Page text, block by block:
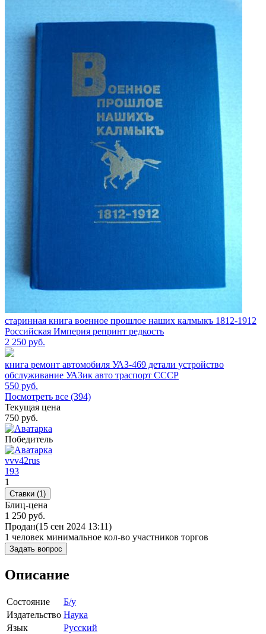
старинная книга военное прошлое наших калмыкъ 1812-1912
Российская Империя репринт редкость
2 250 руб.
книга ремонт автомобиля УАЗ-469 детали устройство
обслуживание УАЗик авто траспорт СССР
550 руб.
Посмотреть все (394)
Текущая цена
750 руб.
Победитель
vvv42rus
193
1
Ставки (1)
Блиц-цена
1 250 руб.
Продан(15 сен 2024 13:11)
1 человек минимальное кол-во участников торгов
Задать вопрос
Описание
Состояние
Б/у
Издательство Наука
Язык
Русский